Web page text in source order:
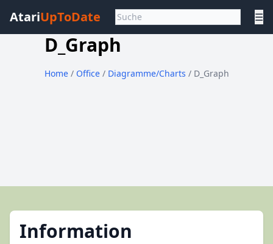
AtariUpToDate ☰
D_Graph
Home/ Office / Diagramme/Charts / D_Graph
Information